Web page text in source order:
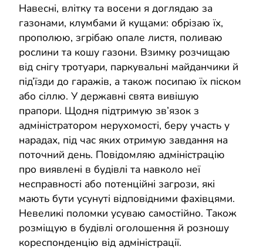
Навесні, влітку та восени я доглядаю за
газонами, клумбами й кущами: обрізаю їх,
прополюю, згрібаю опале листя, поливаю
рослини та кошу газони. Взимку розчищаю
від снігу тротуари, паркувальні майданчики й
під’їзди до гаражів, а також посипаю їх піском
або сіллю. У державні свята вивішую
прапори. Щодня підтримую зв’язок з
адміністратором нерухомості, беру участь у
нарадах, під час яких отримую завдання на
поточний день. Повідомляю адміністрацію
про виявлені в будівлі та навколо неї
несправності або потенційні загрози, які
мають бути усунуті відповідними фахівцями.
Невеликі поломки усуваю самостійно. Також
розміщую в будівлі оголошення й розношу
кореспонденцію від адміністрації.